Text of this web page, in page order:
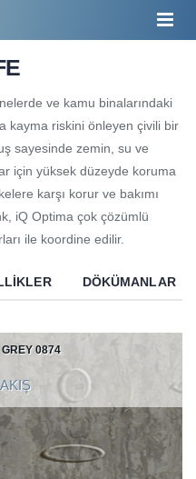
ve kamu binalarındaki
kayma riskini önleyen çivili bir
sayesinde zemin, su ve
için yüksek düzeyde koruma
karşı korur ve bakımı
iQ Optima çok çözümlü
ile koordine edilir.
DÖKÜMANLAR
0874